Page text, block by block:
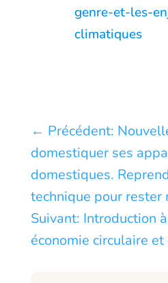
genre-et-les-
climatiques
← Précédent:
domestiquer ses
domestiques.
technique pour rester
Suivant: Introduction
économie circulaire